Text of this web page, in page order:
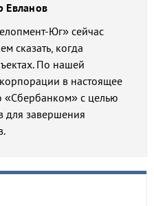
Евланов
Юг» сейчас
сказать, когда
По нашей
в настоящее
«Сбербанком» с целью
для завершения